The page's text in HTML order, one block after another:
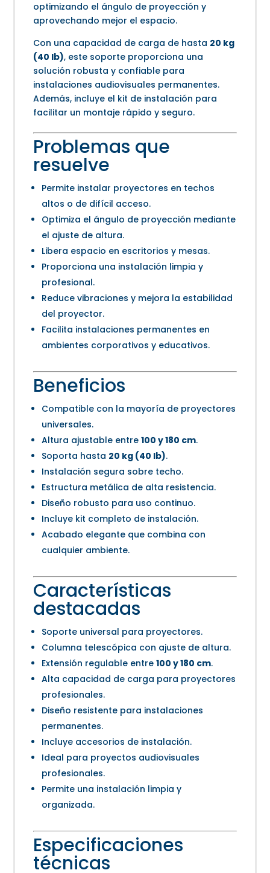
optimizando el ángulo de proyección y
aprovechando mejor el espacio.
Con una capacidad de carga de hasta 20 kg
(40 lb), este soporte proporciona una
solución robusta y confiable para
instalaciones audiovisuales permanentes.
Además, incluye el kit de instalación para
facilitar un montaje rápido y seguro.
Problemas que
resuelve
Permite instalar proyectores en techos
altos o de difícil acceso.
Optimiza el ángulo de proyección mediante
el ajuste de altura.
Libera espacio en escritorios y mesas.
Proporciona una instalación limpia y
profesional.
Reduce vibraciones y mejora la estabilidad
del proyector.
Facilita instalaciones permanentes en
ambientes corporativos y educativos.
Beneficios
Compatible con la mayoría de proyectores
universales.
Altura ajustable entre100 y 180 cm.
Soporta hasta 20 kg (40 lb).
Instalación segura sobre techo.
Estructura metálica de alta resistencia.
Diseño robusto para uso continuo.
Incluye kit completo de instalación.
Acabado elegante que combina con
cualquier ambiente.
Características
destacadas
Soporte universal para proyectores.
Columna telescópica con ajuste de altura.
Extensión regulable entre100 y 180 cm.
Alta capacidad de carga para proyectores
profesionales.
Diseño resistente para instalaciones
permanentes.
Incluye accesorios de instalación.
Ideal para proyectos audiovisuales
profesionales.
Permite una instalación limpia y
organizada.
Especificaciones
técnicas